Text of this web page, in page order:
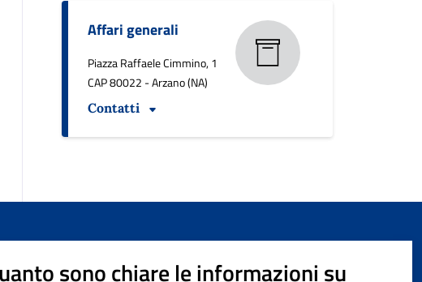
Affari generali
Piazza Raffaele Cimmino, 1
CAP 80022 - Arzano (NA)
Contatti
sono chiare le informazioni su